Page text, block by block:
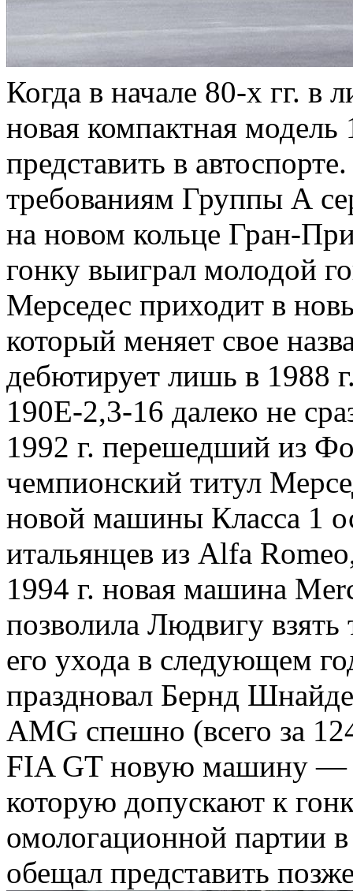
Когда в начале 80-х гг. в
новая компактная модель
представить в
требованиям Группы А
на новом кольце Гран-
гонку выиграл молодой
Мерседес приходит в
который меняет свое
дебютирует лишь в 1988
190Е-2,3-16 далеко не
1992 г. перешедший из
чемпионский титул
новой машины Класса 1
итальянцев из Alfa
1994 г. новая машина
позволила Людвигу
его ухода в следующем
праздновал Бернд
AMG спешно (всего за
FIA GT новую машину —
которую допускают к
омологационной партии
обещал представить